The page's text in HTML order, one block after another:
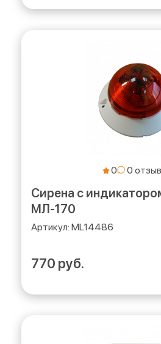
0
Сирена с
МЛ-170
ML14486
770 руб.